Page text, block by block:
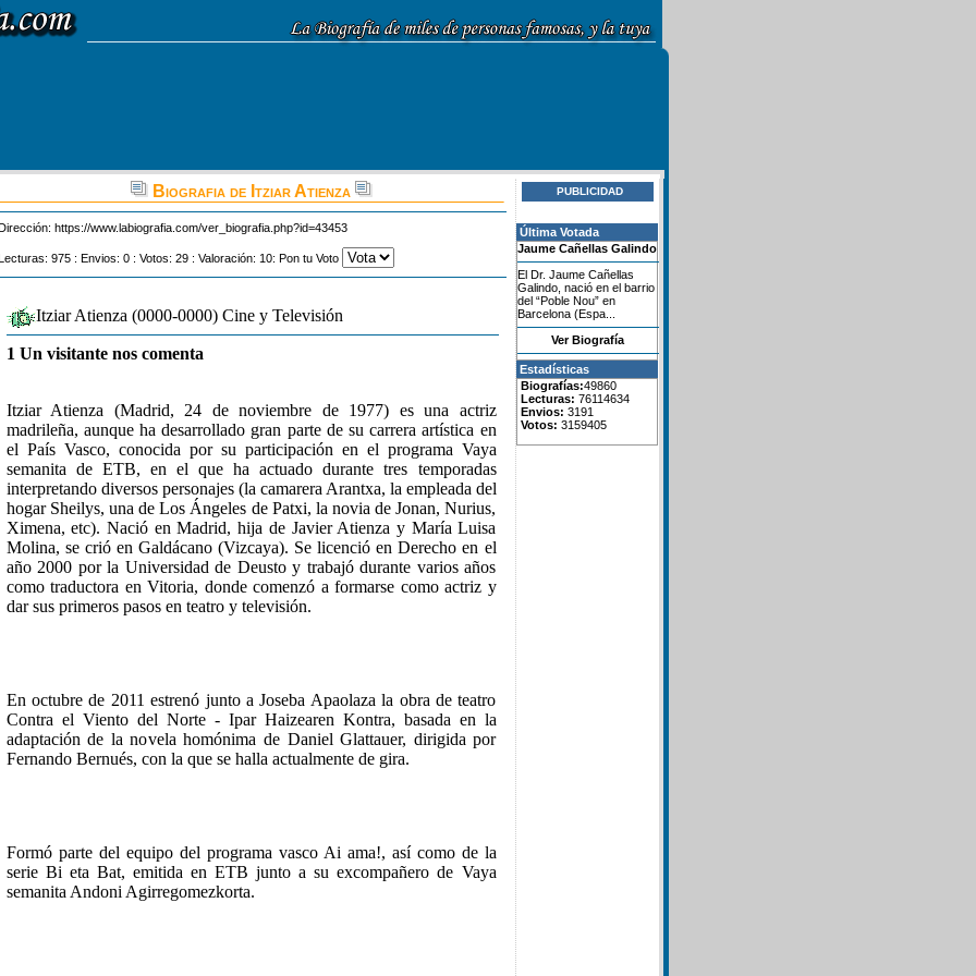
Biografia de Itziar Atienza
https://www.labiografia.com/ver_biografia.php?id=43453
975 : Envios: 0 : Votos: 29 : Valoración: 10: Pon tu Voto
Itziar Atienza (0000-0000) Cine y Televisión
1 Un visitante nos comenta
Itziar Atienza (Madrid, 24 de noviembre de 1977) es una actriz
madrileña, aunque ha desarrollado gran parte de su carrera artística en
el País Vasco, conocida por su participación en el programa Vaya
semanita de ETB, en el que ha actuado durante tres temporadas
interpretando diversos personajes (la camarera Arantxa, la empleada del
hogar Sheilys, una de Los Ángeles de Patxi, la novia de Jonan, Nurius,
Ximena, etc). Nació en Madrid, hija de Javier Atienza y María Luisa
Molina, se crió en Galdácano (Vizcaya). Se licenció en Derecho en el
año 2000 por la Universidad de Deusto y trabajó durante varios años
como traductora en Vitoria, donde comenzó a formarse como actriz y
dar sus primeros pasos en teatro y televisión.
En octubre de 2011 estrenó junto a Joseba Apaolaza la obra de teatro
Contra el Viento del Norte - Ipar Haizearen Kontra, basada en la
adaptación de la novela homónima de Daniel Glattauer, dirigida por
Fernando Bernués, con la que se halla actualmente de gira.
Formó parte del equipo del programa vasco Ai ama!, así como de la
serie Bi eta Bat, emitida en ETB junto a su excompañero de Vaya
semanita Andoni Agirregomezkorta.
PUBLICIDAD
Última Votada
Jaume Cañellas Galindo
El Dr. Jaume Cañellas
Galindo, nació en el barrio
del “Poble Nou” en
Barcelona (Espa...
Ver Biografía
Estadísticas
Biografías:49860
Lecturas: 76114634
Envios: 3191
Votos: 3159405